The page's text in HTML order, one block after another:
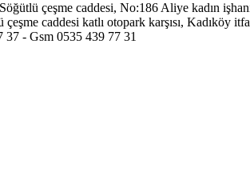
çeşme caddesi, No:186 Aliye kadın
çeşme caddesi katlı otopark karşısı, Kadıköy
37 - Gsm 0535 439 77 31